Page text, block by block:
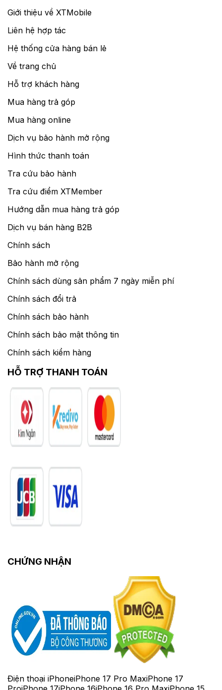
Giới thiệu về XTMobile
Liên hệ hợp tác
Hệ thống cửa hàng bán lẻ
Về trang chủ
Hỗ trợ khách hàng
Mua hàng trả góp
Mua hàng online
Dịch vụ bảo hành mở rộng
Hình thức thanh toán
Tra cứu bảo hành
Tra cứu điểm XTMember
Hướng dẫn mua hàng trả góp
Dịch vụ bán hàng B2B
Chính sách
Bảo hành mở rộng
Chính sách dùng sản phẩm 7 ngày miễn phí
Chính sách đổi trả
Chính sách bảo hành
Chính sách bảo mật thông tin
Chính sách kiểm hàng
HỖ TRỢ THANH TOÁN
CHỨNG NHẬN
Điện thoại iPhoneiPhone 17 Pro MaxiPhone 17